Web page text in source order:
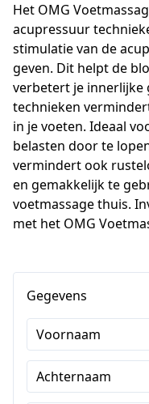
Het OMG
acupressuur
stimulatie van de
geven. Dit helpt de
verbetert je innerlijke
technieken
in je voeten. Ideaal
belasten door te
vermindert ook
en gemakkelijk te
voetmassage thuis.
met het OMG
Gegevens
Voornaam
Achternaam